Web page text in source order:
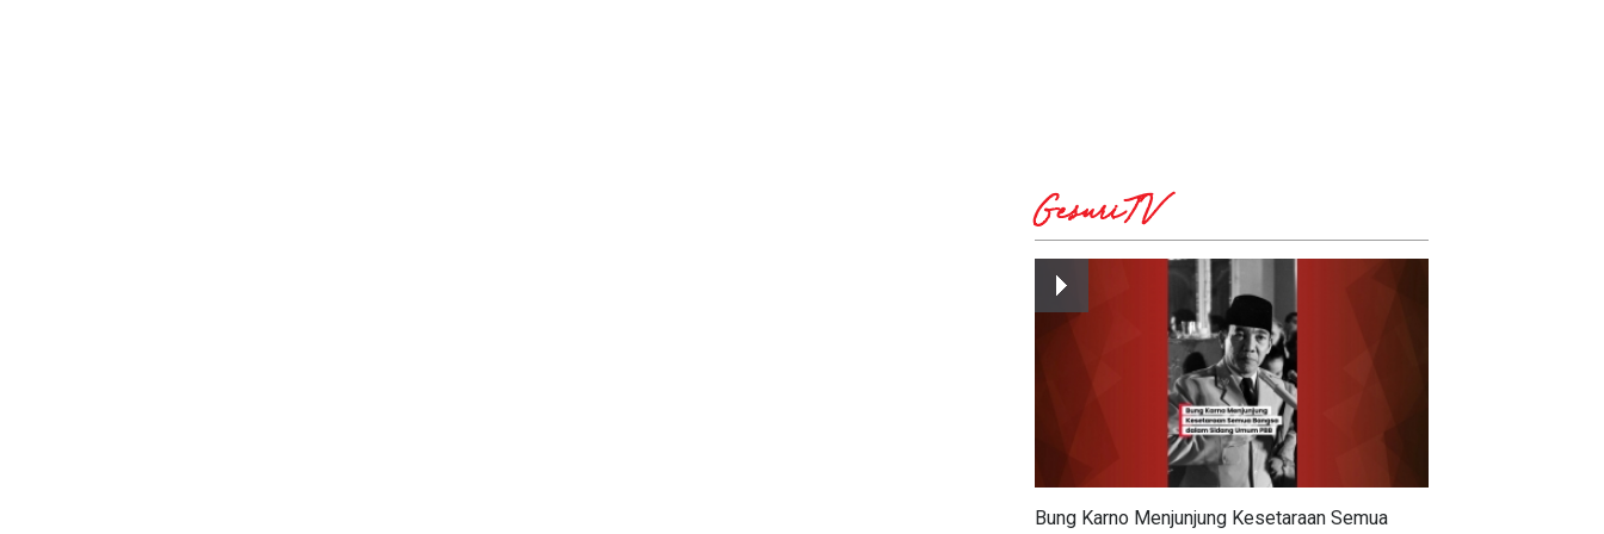
GesuriTV
Bung Karno Menjunjung Kesetaraan Semua